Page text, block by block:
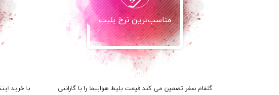
مناسب‌ترین نرخ بلیت
گلفام سفر تضمین می کند قیمت بلیط هواپیما را با گارانتی
با خرید